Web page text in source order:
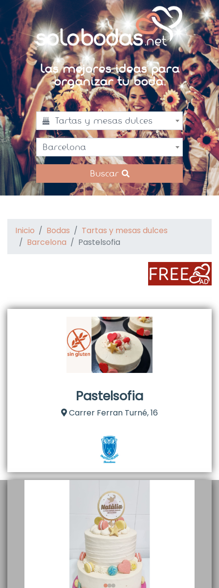
Las mejores ideas para
organizar tu boda.
Tartas y mesas dulces
Barcelona
Buscar
Inicio Bodas
Tartas y mesas dulces
Barcelona
Pastelsofia
Pastelsofia
Carrer Ferran Turné, 16